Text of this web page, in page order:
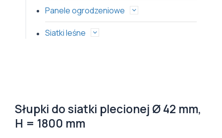
Panele ogrodzeniowe
Siatki leśne
Słupki do siatki plecionej Ø 42 mm,
H = 1800 mm